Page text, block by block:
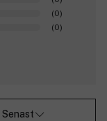
(0)
(0)
Senast